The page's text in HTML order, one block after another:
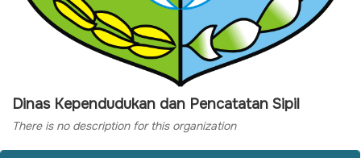
Dinas Kependudukan dan Pencatatan Sipil
There is no description for this organization